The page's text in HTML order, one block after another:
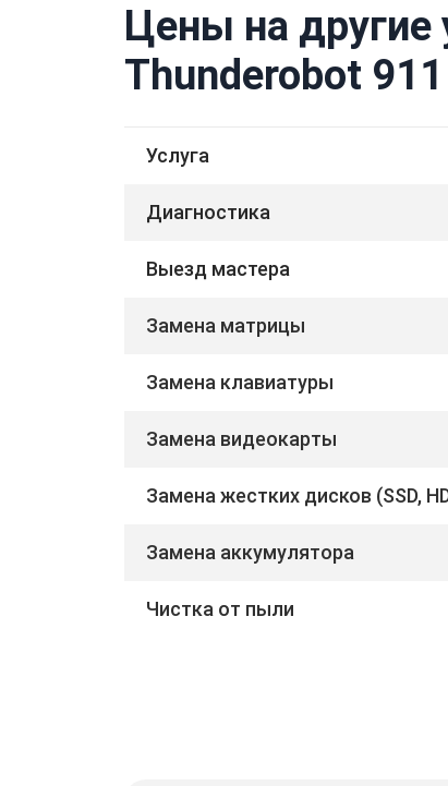
Цены на другие
Thunderobot
Услуга
Диагностика
Выезд мастера
Замена матрицы
Замена клавиатуры
Замена видеокарты
Замена жестких дисков (SSD,
Замена аккумулятора
Чистка от пыли